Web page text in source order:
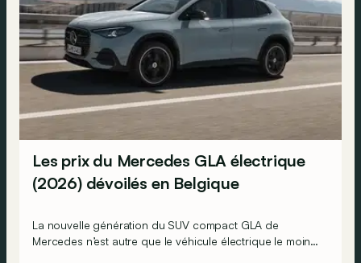
Les prix du Mercedes GLA électrique
(2026) dévoilés en Belgique
La nouvelle génération du SUV compact GLA de
Mercedes n’est autre que le véhicule électrique le moins